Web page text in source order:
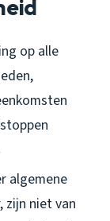
op alle
algemene
zijn niet van